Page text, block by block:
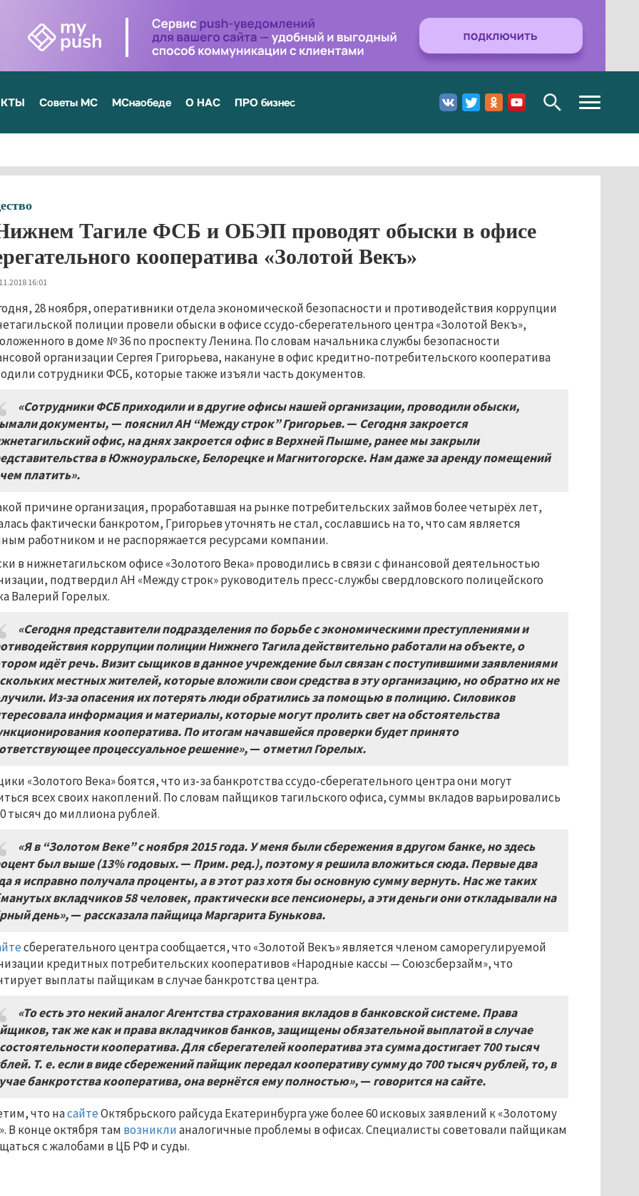
Советы МС МСнаобеде О НАС ПРО бизнес
Toggle
navigation
Тагиле ФСБ и ОБЭП проводят обыски в офисе
кооператива «Золотой Векъ»
16:01
28 ноября, оперативники отдела экономической безопасности и противодействия коррупции
полиции провели обыски в офисе ссудо-сберегательного центра «Золотой Векъ»,
в доме № 36 по проспекту Ленина. По словам начальника службы безопасности
организации Сергея Григорьева, накануне в офис кредитно-потребительского кооператива
сотрудники ФСБ, которые также изъяли часть документов.
«Сотрудники ФСБ приходили и в другие офисы нашей организации, проводили обыски,
документы, — пояснил АН “Между строк” Григорьев.— Сегодня закроется
офис, на днях закроется офис в Верхней Пышме, ранее мы закрыли
в Южноуральске, Белорецке и Магнитогорске. Нам даже за аренду помещений
платить».
причине организация, проработавшая на рынке потребительских займов более четырёх лет,
фактически банкротом, Григорьев уточнять не стал, сославшись на то, что сам является
работником и не распоряжается ресурсами компании.
в нижнетагильском офисе «Золотого Века» проводились в связи с финансовой деятельностью
подтвердил АН «Между строк» руководитель пресс-службы свердловского полицейского
Валерий Горелых.
«Сегодня представители подразделения по борьбе с экономическими преступлениями и
коррупции полиции Нижнего Тагила действительно работали на объекте, о
идёт речь. Визит сыщиков в данное учреждение был связан с поступившими заявлениями
местных жителей, которые вложили свои средства в эту организацию, но обратно их не
Из-за опасения их потерять люди обратились за помощью в полицию. Силовиков
информация и материалы, которые могут пролить свет на обстоятельства
кооператива. По итогам начавшейся проверки будет принято
процессуальное решение»,— отметил Горелых.
«Золотого Века» боятся, что из-за банкротства ссудо-сберегательного центра они могут
всех своих накоплений. По словам пайщиков тагильского офиса, суммы вкладов варьировались
тысяч до миллиона рублей.
«Я в “Золотом Веке” с ноября 2015 года. У меня были сбережения в другом банке, но здесь
был выше (13% годовых.— Прим. ред.), поэтому я решила вложиться сюда. Первые два
я исправно получала проценты, а в этот раз хотя бы основную сумму вернуть. Нас же таких
вкладчиков 58 человек, практически все пенсионеры, а эти деньги они откладывали на
день»,— рассказала пайщица Маргарита Бунькова.
сберегательного центра сообщается, что «Золотой Векъ» является членом саморегулируемой
кредитных потребительских кооперативов «Народные кассы — Союзсберзайм», что
выплаты пайщикам в случае банкротства центра.
«То есть это некий аналог Агентства страхования вкладов в банковской системе. Права
так же как и права вкладчиков банков, защищены обязательной выплатой в случае
кооператива. Для сберегателей кооператива эта сумма достигает 700 тысяч
Т. е. если в виде сбережений пайщик передал кооперативу сумму до 700 тысяч рублей, то, в
банкротства кооператива, она вернётся ему полностью»,— говорится на сайте.
что насайтеОктябрьского райсуда Екатеринбурга уже более 60 исковых заявлений к «Золотому
В конце октября там возниклианалогичные проблемы в офисах. Специалисты советовали пайщикам
с жалобами в ЦБ РФ и суды.